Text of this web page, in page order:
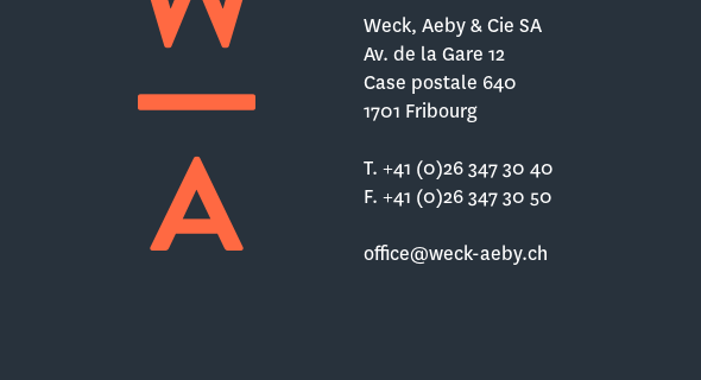
Weck, Aeby & Cie SA
Av. de la Gare 12
Case postale 640
1701 Fribourg
T. +41 (0)26 347 30 40
F. +41 (0)26 347 30 50
office@weck-aeby.ch